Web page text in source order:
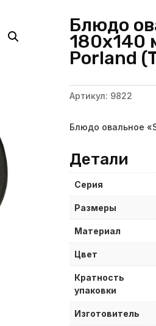
Блюдо
180х140
Porland
Артикул: 9822
Блюдо овальное
Детали
Серия
Размеры
Материал
Цвет
Кратность
упаковки
Изготовитель